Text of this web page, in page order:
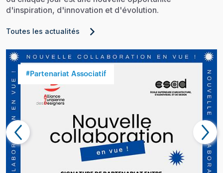
d'inspiration, d'innovation et d'évolution.
Toutes les actualités
#Partenariat Associatif